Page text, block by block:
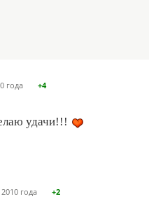
года +4
удачи!!!
года +2